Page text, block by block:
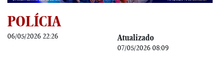
POLÍCIA
06/05/2026 22:26 Atualizado
07/05/2026 08:09